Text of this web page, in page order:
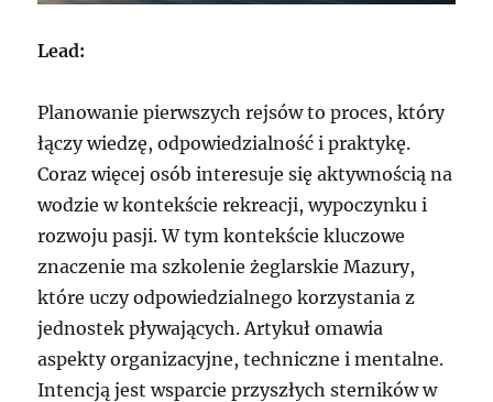
Lead:
Planowanie pierwszych rejsów to proces, który
łączy wiedzę, odpowiedzialność i praktykę.
Coraz więcej osób interesuje się aktywnością na
wodzie w kontekście rekreacji, wypoczynku i
rozwoju pasji. W tym kontekście kluczowe
znaczenie ma szkolenie żeglarskie Mazury,
które uczy odpowiedzialnego korzystania z
jednostek pływających. Artykuł omawia
aspekty organizacyjne, techniczne i mentalne.
Intencją jest wsparcie przyszłych sterników w